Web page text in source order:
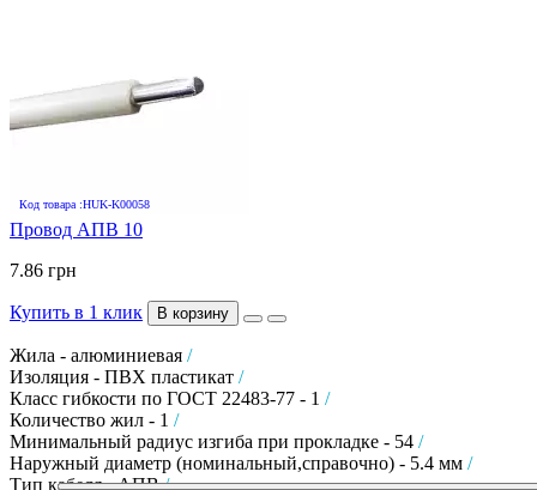
Код товара :HUK-K00058
Провод АПВ 10
7.86 грн
Купить в 1 клик В корзину
Жила - алюминиевая /
Изоляция - ПВХ пластикат /
Класс гибкости по ГОСТ 22483-77 - 1 /
Количество жил - 1 /
Минимальный радиус изгиба при прокладке - 54 /
Наружный диаметр (номинальный,справочно) - 5.4 мм /
Тип кабеля - АПВ/